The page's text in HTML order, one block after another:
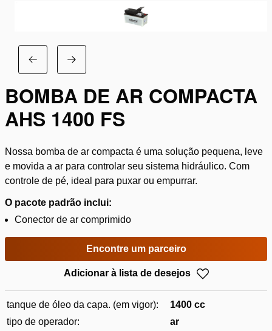
BOMBA DE AR COMPACTA
AHS 1400 FS
Nossa bomba de ar compacta é uma solução pequena, leve
e movida a ar para controlar seu sistema hidráulico. Com
controle de pé, ideal para puxar ou empurrar.
O pacote padrão inclui:
Conector de ar comprimido
Encontre um parceiro
Adicionar à lista de desejos
tanque de óleo da capa. (em vigor):
1400 cc
tipo de operador:
ar